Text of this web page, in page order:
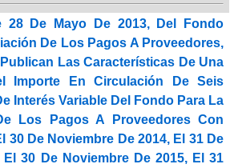
28 De Mayo De 2013, Del Fondo
De Los Pagos A Proveedores,
Las Características De Una
Importe En Circulación De Seis
Interés Variable Del Fondo Para La
Los Pagos A Proveedores Con
30 De Noviembre De 2014, El 31 De
El 30 De Noviembre De 2015, El 31